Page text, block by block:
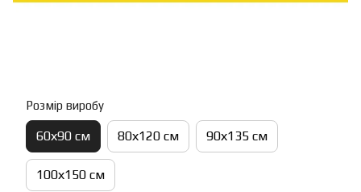
Розмір виробу
60х90 см 80х120 см 90х135 см
100х150 см